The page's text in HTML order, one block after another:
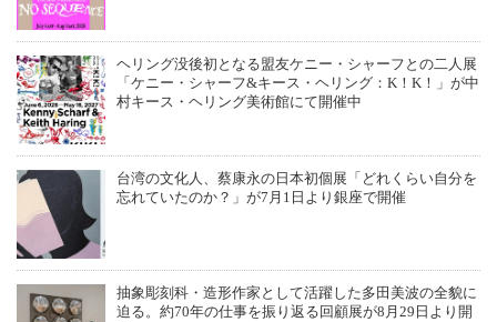
ヘリング没後初となる盟友ケニー・シャーフとの二人展
「ケニー・シャーフ&キース・ヘリング：K！K！」が中
村キース・ヘリング美術館にて開催中
台湾の文化人、蔡康永の日本初個展「どれくらい自分を
忘れていたのか？」が7月1日より銀座で開催
抽象彫刻科・造形作家として活躍した多田美波の全貌に
迫る。約70年の仕事を振り返る回顧展が8月29日より開